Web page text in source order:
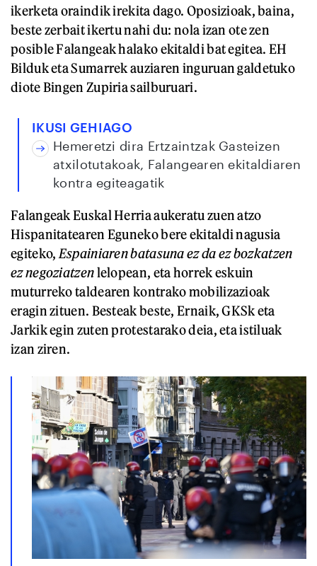
ikerketa oraindik irekita dago. Oposizioak, baina,
beste zerbait ikertu nahi du: nola izan ote zen
posible Falangeak halako ekitaldi bat egitea. EH
Bilduk eta Sumarrek auziaren inguruan galdetuko
diote Bingen Zupiria sailburuari.
IKUSI GEHIAGO
Hemeretzi dira Ertzaintzak Gasteizen
atxilotutakoak, Falangearen ekitaldiaren
kontra egiteagatik
Falangeak Euskal Herria aukeratu zuen atzo
Hispanitatearen Eguneko bere ekitaldi nagusia
egiteko, Espainiaren batasuna ez da ez bozkatzen
ez negoziatzenlelopean, eta horrek eskuin
muturreko taldearen kontrako mobilizazioak
eragin zituen. Besteak beste, Ernaik, GKSk eta
Jarkik egin zuten protestarako deia, eta istiluak
izan ziren.